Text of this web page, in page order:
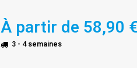
À partir de 58,90
3 - 4 semaines